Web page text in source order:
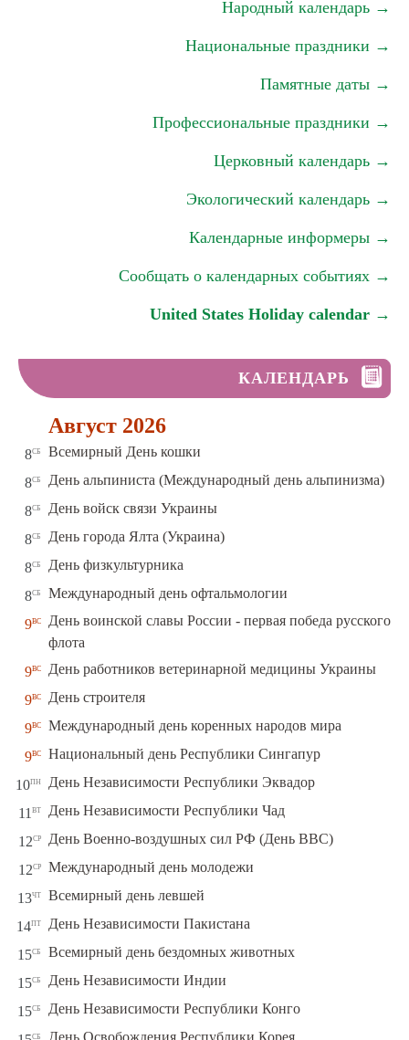
Народный календарь →
Национальные праздники →
Памятные даты →
Профессиональные праздники →
Церковный календарь →
Экологический календарь →
Календарные информеры →
Сообщать о календарных событиях →
United States Holiday calendar →
КАЛЕНДАРЬ
Август 2026
8сб Всемирный День кошки
8сб День альпиниста (Международный день альпинизма)
8сб День войск связи Украины
8сб День города Ялта (Украина)
8сб День физкультурника
8сб Международный день офтальмологии
9вс
День воинской славы России - первая победа русского
флота
9вс День работников ветеринарной медицины Украины
9вс День строителя
9вс Международный день коренных народов мира
9вс Национальный день Республики Сингапур
10пн День Независимости Республики Эквадор
11 вт День Независимости Республики Чад
12ср День Военно-воздушных сил РФ (День ВВС)
12ср Международный день молодежи
13чт Всемирный день левшей
14пт День Независимости Пакистана
15сб Всемирный день бездомных животных
15сб День Независимости Индии
15сб День Независимости Республики Конго
сб День Освобождения Республики Корея